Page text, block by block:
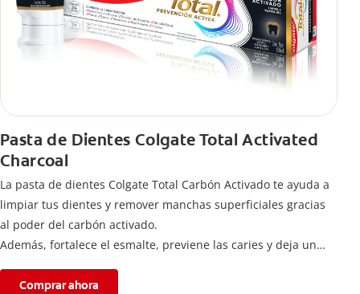
Pasta de Dientes Colgate Total Activated
Charcoal
La pasta de dientes Colgate Total Carbón Activado te ayuda a
limpiar tus dientes y remover manchas superficiales gracias
al poder del carbón activado.
Además, fortalece el esmalte, previene las caries y deja un
Comprar ahora